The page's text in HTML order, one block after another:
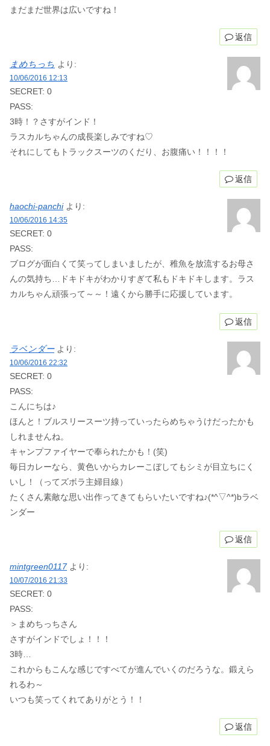
まだまだ世界は広いですね！
返信
まめちっち より:
10/06/2016 12:13
SECRET: 0
PASS:
3時！？さすがインド！
ラスカルちゃんの成長楽しみですね♡
それにしてもトラックスーツのくだり、お腹痛い！！！！
返信
haochi-panchi より:
10/06/2016 14:35
SECRET: 0
PASS:
ブログが面白くて笑ってしまいましたが、稚魚を放流するお母さ
んの気持ち…ドキドキがわかりすぎて私もドキドキします。ラス
カルちゃん頑張って～～！遠くから勝手に応援しています。
返信
ラベンダー より:
10/06/2016 22:32
SECRET: 0
PASS:
こんにちは♪
ほんと！ブルスリースーツ持っていったらめちゃうけだったかも
しれませんね。
キャンプファイヤーで奉られたかも！(笑)
毎日カレーなら、黄色いからカレーこぼしてもシミが目立ちにく
いし！（ってズボラ主婦目線）
たくさん素敵な思い出作ってきてもらいたいですね♪(*^▽^*)bラベ
ンダー
返信
mintgreen0117 より:
10/07/2016 21:33
SECRET: 0
PASS:
＞まめちっちさん
さすがインドでしょ！！！
3時…
これからもこんな感じですべてが進んでいくのだろうな。鍛えら
れるわ～
いつも笑ってくれてありがとう！！
返信